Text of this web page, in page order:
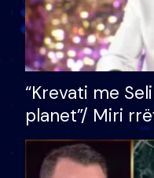
“Krevati me
planet”/ Miri
bukura në
mungojë zilja